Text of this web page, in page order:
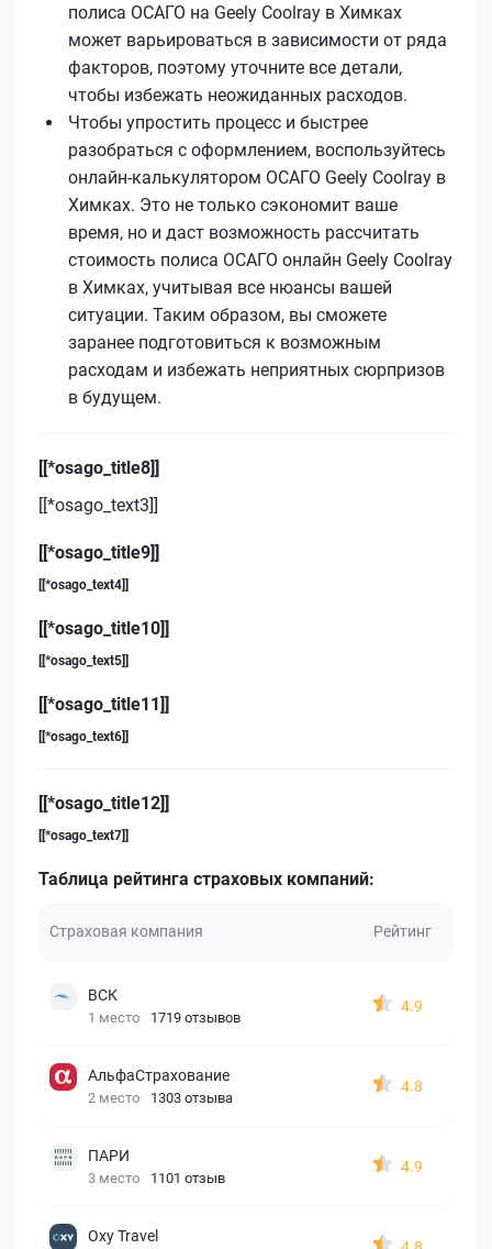
полиса ОСАГО на Geely Coolray в Химках
может варьироваться в зависимости от ряда
факторов, поэтому уточните все детали,
чтобы избежать неожиданных расходов.
Чтобы упростить процесс и быстрее
разобраться с оформлением, воспользуйтесь
онлайн-калькулятором ОСАГО Geely Coolray в
Химках. Это не только сэкономит ваше
время, но и даст возможность рассчитать
стоимость полиса ОСАГО онлайн Geely Coolray
в Химках, учитывая все нюансы вашей
ситуации. Таким образом, вы сможете
заранее подготовиться к возможным
расходам и избежать неприятных сюрпризов
в будущем.
[[*osago_title8]]
[[*osago_text3]]
[[*osago_title9]]
[[*osago_text4]]
[[*osago_title10]]
[[*osago_text5]]
[[*osago_title11]]
[[*osago_text6]]
[[*osago_title12]]
[[*osago_text7]]
Таблица рейтинга страховых компаний:
Страховая компания Рейтинг
ВСК
1 место 1719 отзывов
4.9
АльфаСтрахование
2 место 1303 отзыва
4.8
ПАРИ
3 место 1101 отзыв
4.9
Oxy Travel